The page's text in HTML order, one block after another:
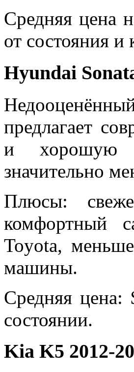
Средняя цена
от состояния и
Hyundai
предлагает
и хорошую
значительно
Плюсы:
комфортный
Toyota,
машины.
Средняя
состоянии.
Kia K5 2012-